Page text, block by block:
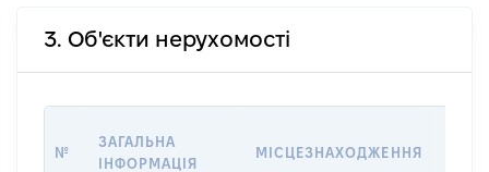
3. Об'єкти нерухомості
№
ЗАГАЛЬНА
ІНФОРМАЦІЯ
МІСЦЕЗНАХОДЖЕННЯ